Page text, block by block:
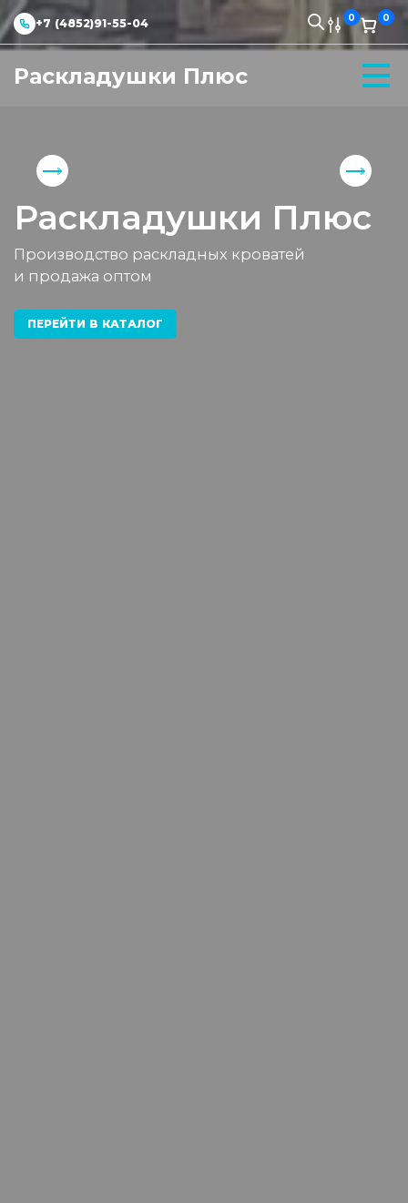
+7 (4852)91-55-04 0 0
Раскладушки Плюс
Раскладушки Плюс
Производство раскладных кроватей
и продажа оптом
ПЕРЕЙТИ В КАТАЛОГ